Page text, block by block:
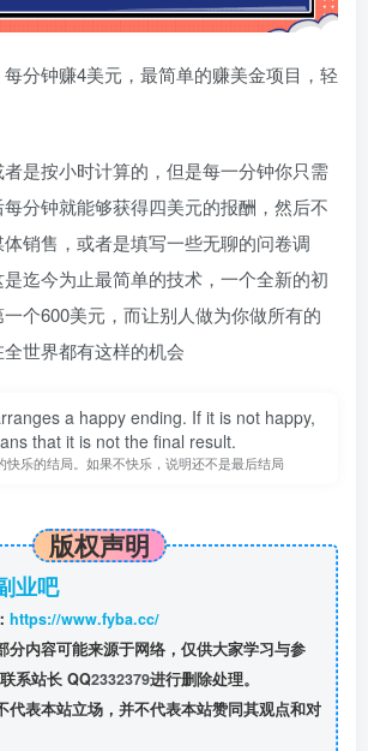
分钟赚4美元，最简单的赚美金项目，轻
是按小时计算的，但是每一分钟你只需
分钟就能够获得四美元的报酬，然后不
销售，或者是填写一些无聊的问卷调
迄今为止最简单的技术，一个全新的初
个600美元，而让别人做为你做所有的
世界都有这样的机会
a happy ending. If it is not happy,
that it is not the final result.
快乐的结局。如果不快乐，说明还不是最后结局
版权声明
业吧
https://www.fyba.cc/
分内容可能来源于网络，仅供大家学习与参
系站长 QQ2332379进行删除处理。
代表本站立场，并不代表本站赞同其观点和对